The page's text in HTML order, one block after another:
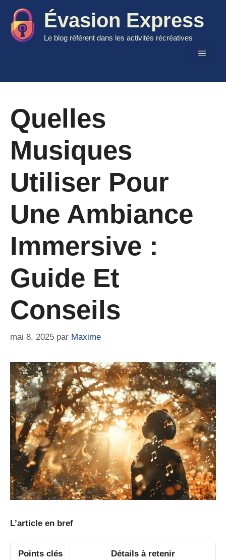
contenu
Évasion Express
Le blog référent dans les activités récréatives
Menu
Quelles
Musiques
Utiliser Pour
Une Ambiance
Immersive :
Guide Et
Conseils
mai 8, 2025 par Maxime
L’article en bref
Points clés Détails à retenir